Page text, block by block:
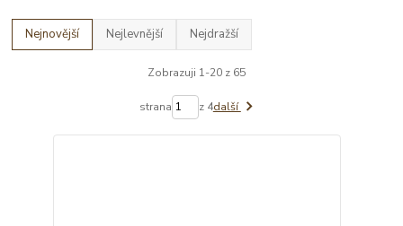
Nejnovější Nejlevnější Nejdražší
Zobrazuji 1-20 z 65
strana z 4další